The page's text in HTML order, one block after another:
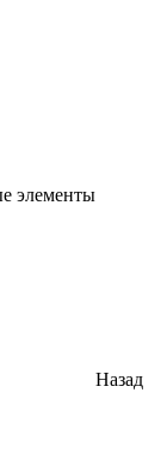
элементы
Назад